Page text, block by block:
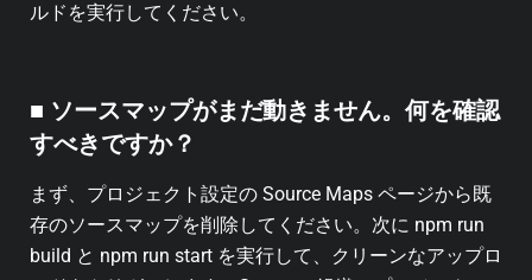
ルドを実行してください。
■ ソースマップがまだ動きません。何を確認
すべきですか？
まず、プロジェクト設定の Source Maps ページから既
存のソースマップを削除してください。次に npm run
build と npm run start を実行して、クリーンなアップロ